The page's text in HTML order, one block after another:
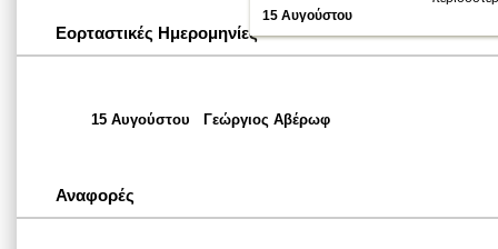
15 Αυγούστου
Εορταστικές Ημερομηνίες
15 Αυγούστου Γεώργιος Αβέρωφ
Αναφορές